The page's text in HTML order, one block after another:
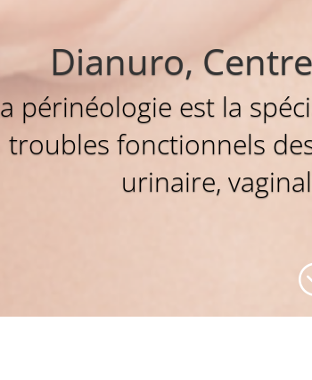
Dianuro,
périnéologie est la
troubles fonctionnels
urinaire,